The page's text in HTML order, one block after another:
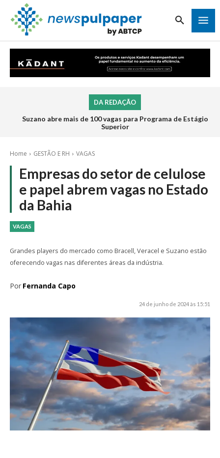
DA REDAÇÃO
Suzano abre mais de 100 vagas para Programa de Estágio
Superior
Home GESTÃO E RH VAGAS
Empresas do setor de celulose
e papel abrem vagas no Estado
da Bahia
VAGAS
Grandes players do mercado como Bracell, Veracel e Suzano estão
oferecendo vagas nas diferentes áreas da indústria.
Por Fernanda Capo
24 de junho de 2024 às 15:51